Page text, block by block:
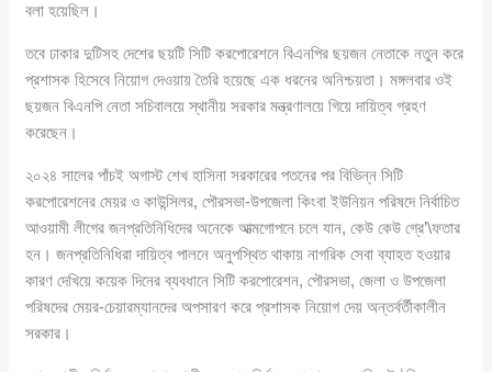
বলা হয়েছিল।
তবে ঢাকার দুটিসহ দেশের ছয়টি সিটি করপোরেশনে বিএনপির ছয়জন নেতাকে নতুন করে
প্রশাসক হিসেবে নিয়োগ দেওয়ায় তৈরি হয়েছে এক ধরনের অনিশ্চয়তা। মঙ্গলবার ওই
ছয়জন বিএনপি নেতা সচিবালয়ে স্থানীয় সরকার মন্ত্রণালয়ে গিয়ে দায়িত্ব গ্রহণ
করেছেন।
২০২৪ সালের পাঁচই অগাস্ট শেখ হাসিনা সরকারের পতনের পর বিভিন্ন সিটি
করপোরেশনের মেয়র ও কাউন্সিলর, পৌরসভা-উপজেলা কিংবা ইউনিয়ন পরিষদে নির্বাচিত
আওয়ামী লীগের জনপ্রতিনিধিদের অনেকে আত্মগোপনে চলে যান, কেউ কেউ গ্রে’\ফতার
হন। জনপ্রতিনিধিরা দায়িত্ব পালনে অনুপস্থিত থাকায় নাগরিক সেবা ব্যাহত হওয়ার
কারণ দেখিয়ে কয়েক দিনের ব্যবধানে সিটি করপোরেশন, পৌরসভা, জেলা ও উপজেলা
পরিষদের মেয়র-চেয়ারম্যানদের অপসারণ করে প্রশাসক নিয়োগ দেয় অন্তর্বর্তীকালীন
সরকার।